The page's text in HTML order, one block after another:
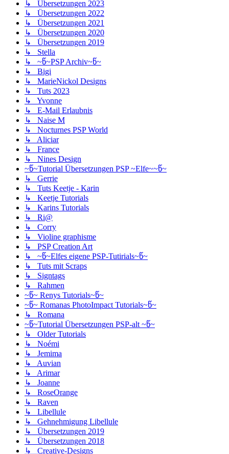
↳ Übersetzungen 2023
↳ Übersetzungen 2022
↳ Übersetzungen 2021
↳ Übersetzungen 2020
↳ Übersetzungen 2019
↳ Stella
↳ ~წ~PSP Archiv~წ~
↳ Bigi
↳ MarieNickol Designs
↳ Tuts 2023
↳ Yvonne
↳ E-Mail Erlaubnis
↳ Naise M
↳ Nocturnes PSP World
↳ Aliciar
↳ France
↳ Nines Design
~წ~Tutorial Übersetzungen PSP ~Elfe~~წ~
↳ Gerrie
↳ Tuts Keetje - Karin
↳ Keetje Tutorials
↳ Karins Tutorials
↳ Ri@
↳ Corry
↳ Violine graphisme
↳ PSP Creation Art
↳ ~წ~Elfes eigene PSP-Tutirials~წ~
↳ Tuts mit Scraps
↳ Signtags
↳ Rahmen
~წ~ Renys Tutorials~წ~
~წ~ Romanas PhotoImpact Tutorials~წ~
↳ Romana
~წ~Tutorial Übersetzungen PSP-alt ~წ~
↳ Older Tutorials
↳ Noémi
↳ Jemima
↳ Auvian
↳ Arimar
↳ Joanne
↳ RoseOrange
↳ Raven
↳ Libellule
↳ Gehnehmigung Libellule
↳ Übersetzungen 2019
↳ Übersetzungen 2018
↳ Creative-Designs